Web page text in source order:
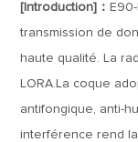
[Introduction]：
transmission de
haute qualité. La
LORA.La coque
antifongique, anti-
interférence rend